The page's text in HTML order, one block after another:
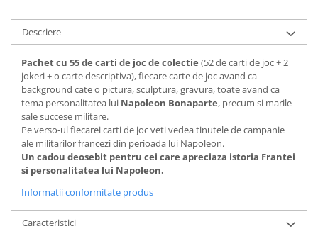
Descriere
Pachet cu 55 de carti de joc de colectie (52 de carti de joc + 2
jokeri + o carte descriptiva), fiecare carte de joc avand ca
background cate o pictura, sculptura, gravura, toate avand ca
tema personalitatea lui Napoleon Bonaparte, precum si marile
sale succese militare.
Pe verso-ul fiecarei carti de joc veti vedea tinutele de campanie
ale militarilor francezi din perioada lui Napoleon.
Un cadou deosebit pentru cei care apreciaza istoria Frantei
si personalitatea lui Napoleon.
Informatii conformitate produs
Caracteristici